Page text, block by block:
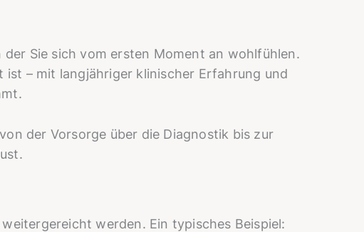
Sie sich vom ersten Moment an wohlfühlen.
– mit langjähriger klinischer Erfahrung und
der Vorsorge über die Diagnostik bis zur
werden. Ein typisches Beispiel: